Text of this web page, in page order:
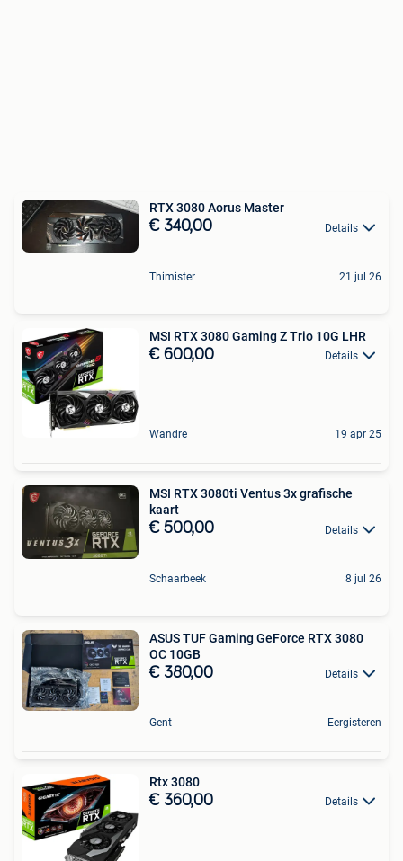
RTX 3080 Aorus Master
€ 340,00 Details
Thimister 21 jul 26
MSI RTX 3080 Gaming Z Trio 10G LHR
€ 600,00 Details
Wandre 19 apr 25
MSI RTX 3080ti Ventus 3x grafische
kaart
€ 500,00 Details
Schaarbeek 8 jul 26
ASUS TUF Gaming GeForce RTX 3080
OC 10GB
€ 380,00 Details
Gent Eergisteren
Rtx 3080
€ 360,00 Details